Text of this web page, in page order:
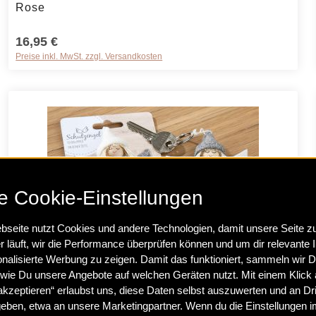
Rose
16,95 €
Preise inkl. MwSt. zzgl. Versandkosten
ein oder benutze die Schaltflächen
Produkt Anzahl: Gib den gewünschten
Schlüsselanhänger Schutzengel grau
4,45 €
Preise inkl. MwSt. zzgl. Versandkosten
Cookie-Einstellungen
nutzt Cookies und andere Technologien, damit unsere Seite
läuft, wir die Performance überprüfen können und um dir relevante
Werbung zu zeigen. Damit das funktioniert, sammeln wir
Du unsere Angebote auf welchen Geräten nutzt. Mit einem Klick
erlaubst uns, diese Daten selbst auszuwerten und an
etwa an unsere Marketingpartner. Wenn du die Einstellungen